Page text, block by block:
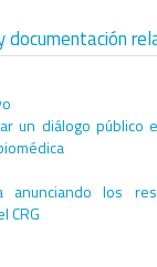
documentación
un diálogo público
anunciando los
CRG